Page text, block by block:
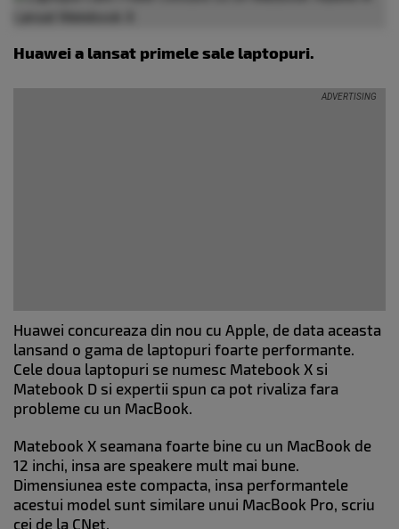
Huawei a lansat primele sale laptopuri.
Huawei concureaza din nou cu Apple, de data aceasta
lansand o gama de laptopuri foarte performante.
Cele doua laptopuri se numesc Matebook X si
Matebook D si expertii spun ca pot rivaliza fara
probleme cu un MacBook.
Matebook X seamana foarte bine cu un MacBook de
12 inchi, insa are speakere mult mai bune.
Dimensiunea este compacta, insa performantele
acestui model sunt similare unui MacBook Pro, scriu
cei de la CNet.